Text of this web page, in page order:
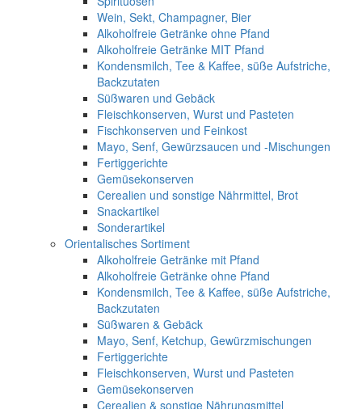
Wein, Sekt, Champagner, Bier
Alkoholfreie Getränke ohne Pfand
Alkoholfreie Getränke MIT Pfand
Kondensmilch, Tee & Kaffee, süße Aufstriche,
Backzutaten
Süßwaren und Gebäck
Fleischkonserven, Wurst und Pasteten
Fischkonserven und Feinkost
Mayo, Senf, Gewürzsaucen und -Mischungen
Fertiggerichte
Gemüsekonserven
Cerealien und sonstige Nährmittel, Brot
Snackartikel
Sonderartikel
Orientalisches Sortiment
Alkoholfreie Getränke mit Pfand
Alkoholfreie Getränke ohne Pfand
Kondensmilch, Tee & Kaffee, süße Aufstriche,
Backzutaten
Süßwaren & Gebäck
Mayo, Senf, Ketchup, Gewürzmischungen
Fertiggerichte
Fleischkonserven, Wurst und Pasteten
Gemüsekonserven
Cerealien & sonstige Nährungsmittel